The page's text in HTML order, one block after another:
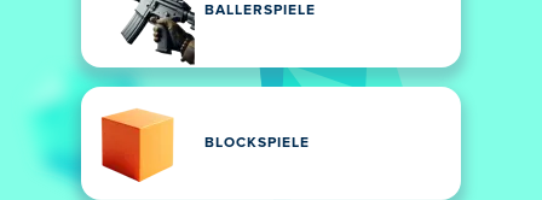
BALLERSPIELE
BLOCKSPIELE